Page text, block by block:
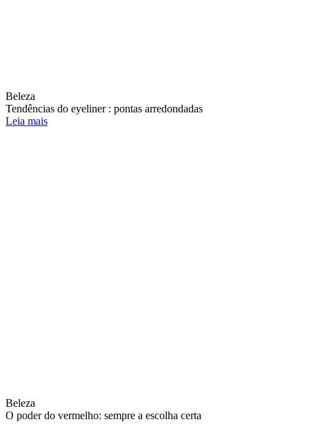
Beleza
Tendências do eyeliner : pontas arredondadas
Leia mais
Beleza
O poder do vermelho: sempre a escolha certa